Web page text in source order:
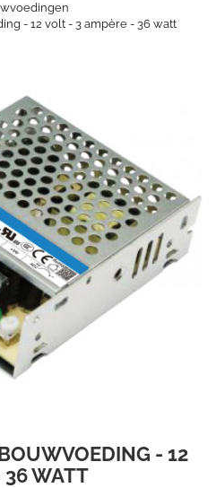
- 12 volt - 3 ampère - 36 watt
- 12
36 WATT